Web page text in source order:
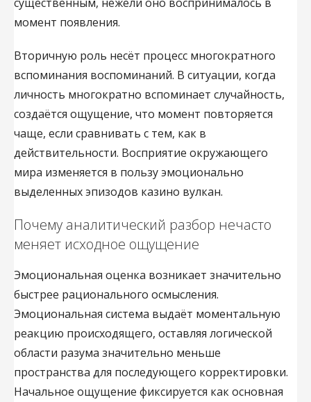
момент появления.
Вторичную роль несёт процесс многократного
вспоминания воспоминаний. В ситуации, когда
личность многократно вспоминает случайность,
создаётся ощущение, что момент повторяется
чаще, если сравнивать с тем, как в
действительности. Восприятие окружающего
мира изменяется в пользу эмоционально
выделенных эпизодов казино вулкан.
Почему аналитический разбор нечасто
меняет исходное ощущение
Эмоциональная оценка возникает значительно
быстрее рационального осмысления.
Эмоциональная система выдаёт моментальную
реакцию происходящего, оставляя логической
области разума значительно меньше
пространства для последующего корректировки.
Начальное ощущение фиксируется как основная